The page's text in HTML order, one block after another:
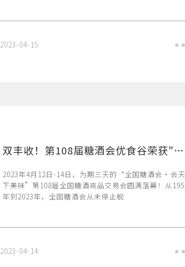
2023-04-15
双丰收！第108届糖酒会优食谷荣获"行业黑马"大奖，收获千万订单！
2023年4月12日-14日，为期三天的“全国糖酒会·会天
下美味”第108届全国糖酒商品交易会圆满落幕！从
年到2023年，全国糖酒会从未停止蜕
2023-04-14